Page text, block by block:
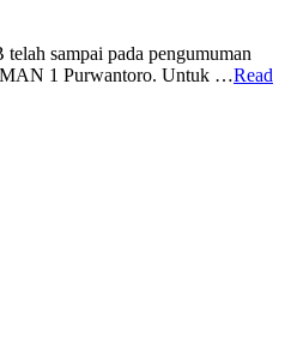
sampai pada pengumuman
1 Purwantoro. Untuk …Read